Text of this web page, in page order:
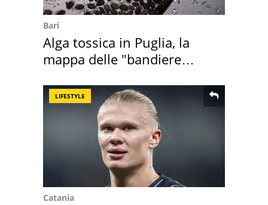
Bari
Alga tossica in Puglia, la
mappa delle "bandiere
LIFESTYLE
Catania